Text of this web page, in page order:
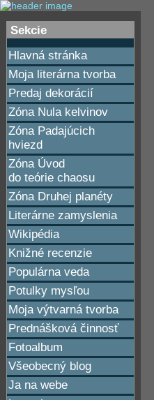
Sekcie
Hlavná stránka
Moja literárna tvorba
Predaj dekorácií
Zóna Nula kelvinov
Zóna Padajúcich
hviezd
Zóna Úvod
do teórie chaosu
Zóna Druhej planéty
Literárne zamyslenia
Wikipédia
Knižné recenzie
Populárna veda
Potulky mysľou
Moja výtvarná tvorba
Prednášková činnosť
Fotoalbum
Všeobecný blog
Ja na webe